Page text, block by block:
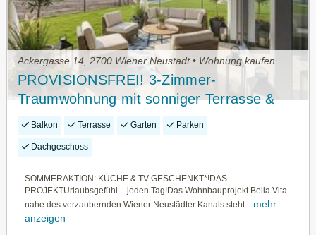
Ackergasse 14, 2700 Wiener Neustadt • Wohnung kaufen
PROVISIONSFREI! 3-Zimmer-
Traumwohnung mit sonniger Terrasse &
Garten – Bella Vita pur
Balkon Terrasse Garten Parken
Dachgeschoss
SOMMERAKTION: KÜCHE & TV GESCHENKT*!DAS
PROJEKTUrlaubsgefühl – jeden Tag!Das Wohnbauprojekt Bella Vita
nahe des verzaubernden Wiener Neustädter Kanals steht... mehr
anzeigen